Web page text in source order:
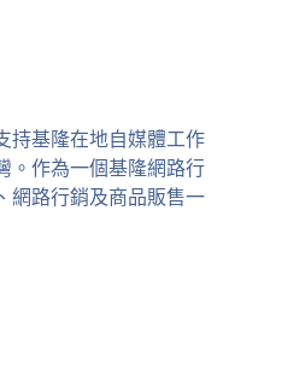
持基隆在地自媒體工作
。作為一個基隆網路行
網路行銷及商品販售一